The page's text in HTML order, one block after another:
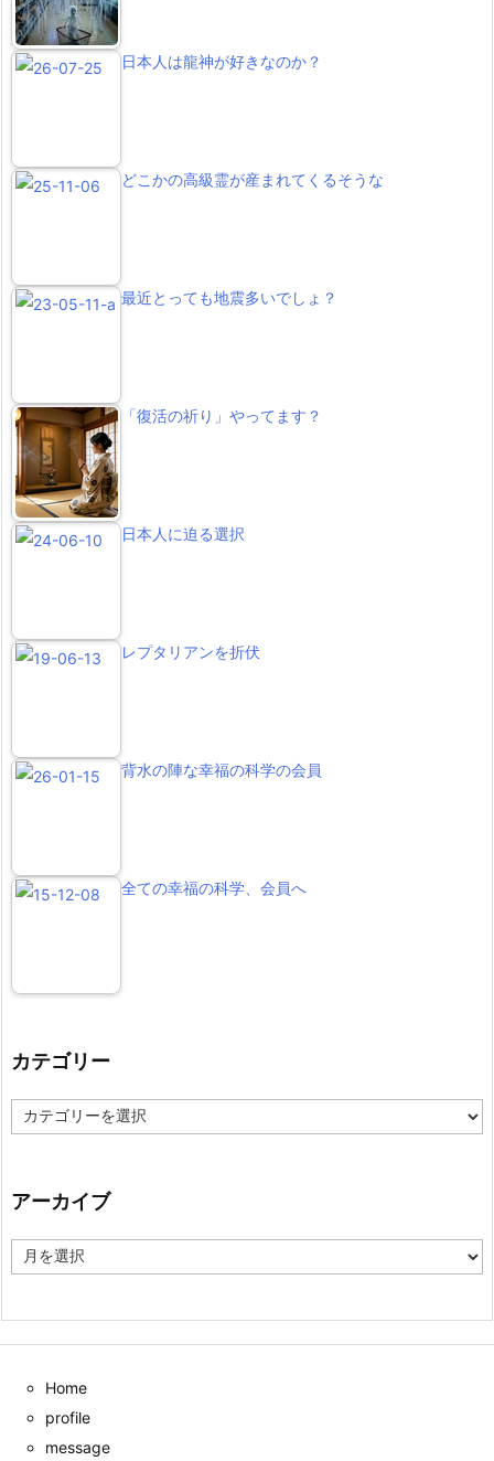
日本人は龍神が好きなのか？
どこかの高級霊が産まれてくるそうな
最近とっても地震多いでしょ？
「復活の祈り」やってます？
日本人に迫る選択
レプタリアンを折伏
背水の陣な幸福の科学の会員
全ての幸福の科学、会員へ
カテゴリー
テ
ー
アーカイブ
ー
Home
profile
message